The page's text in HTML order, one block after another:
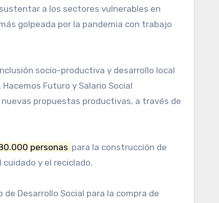
a los sectores vulnerables en
golpeada por la pandemia con trabajo
socio-productiva y desarrollo local
Futuro y Salario Social
propuestas productivas, a través de
personas para la construcción de
y el reciclado.
Desarrollo Social para la compra de